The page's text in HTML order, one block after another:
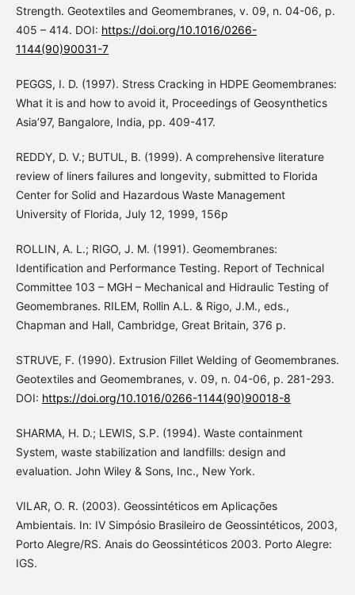
Strength. Geotextiles and Geomembranes, v. 09, n. 04-06, p.
405 – 414. DOI: https://doi.org/10.1016/0266-
1144(90)90031-7
PEGGS, I. D. (1997). Stress Cracking in HDPE Geomembranes:
What it is and how to avoid it, Proceedings of Geosynthetics
Asia’97, Bangalore, India, pp. 409-417.
REDDY, D. V.; BUTUL, B. (1999). A comprehensive literature
review of liners failures and longevity, submitted to Florida
Center for Solid and Hazardous Waste Management
University of Florida, July 12, 1999, 156p
ROLLIN, A. L.; RIGO, J. M. (1991). Geomembranes:
Identification and Performance Testing. Report of Technical
Committee 103 – MGH – Mechanical and Hidraulic Testing of
Geomembranes. RILEM, Rollin A.L. & Rigo, J.M., eds.,
Chapman and Hall, Cambridge, Great Britain, 376 p.
STRUVE, F. (1990). Extrusion Fillet Welding of Geomembranes.
Geotextiles and Geomembranes, v. 09, n. 04-06, p. 281-293.
DOI: https://doi.org/10.1016/0266-1144(90)90018-8
SHARMA, H. D.; LEWIS, S.P. (1994). Waste containment
System, waste stabilization and landfills: design and
evaluation. John Wiley & Sons, Inc., New York.
VILAR, O. R. (2003). Geossintéticos em Aplicações
Ambientais. In: IV Simpósio Brasileiro de Geossintéticos, 2003,
Porto Alegre/RS. Anais do Geossintéticos 2003. Porto Alegre:
IGS.